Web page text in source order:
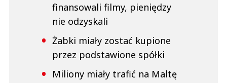
finansowali filmy, pieniędzy
nie odzyskali
Żabki miały zostać kupione
przez podstawione spółki
Miliony miały trafić na Maltę